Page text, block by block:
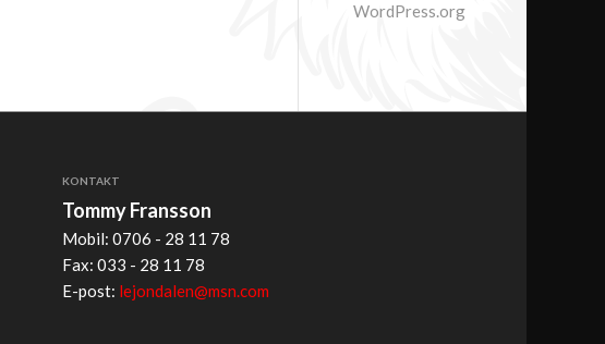
WordPress.org
KONTAKT
Tommy Fransson
Mobil: 0706 - 28 11 78
Fax: 033 - 28 11 78
E-post: lejondalen@msn.com